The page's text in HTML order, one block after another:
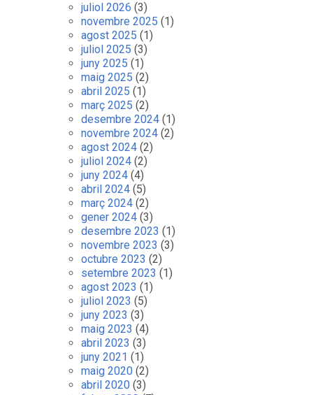
juliol 2026 (3)
novembre 2025 (1)
agost 2025 (1)
juliol 2025 (3)
juny 2025 (1)
maig 2025 (2)
abril 2025 (1)
març 2025 (2)
desembre 2024 (1)
novembre 2024 (2)
agost 2024 (2)
juliol 2024 (2)
juny 2024 (4)
abril 2024 (5)
març 2024 (2)
gener 2024 (3)
desembre 2023 (1)
novembre 2023 (3)
octubre 2023 (2)
setembre 2023 (1)
agost 2023 (1)
juliol 2023 (5)
juny 2023 (3)
maig 2023 (4)
abril 2023 (3)
juny 2021 (1)
maig 2020 (2)
abril 2020 (3)